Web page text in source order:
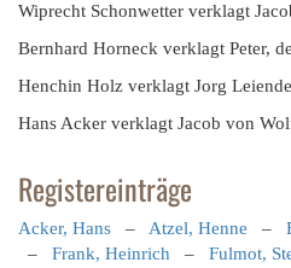
Wiprecht Schonwetter verklagt
Bernhard Horneck verklagt Peter,
Henchin Holz verklagt Jorg
Hans Acker verklagt Jacob von
Registereinträge
Acker, Hans – Atzel, Henne –
– Frank, Heinrich – Fulmot,